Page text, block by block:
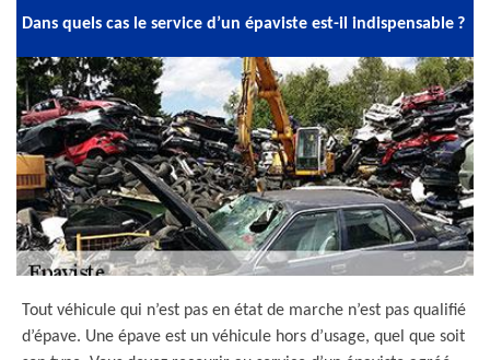
Dans quels cas le service d’un épaviste est-il indispensable ?
Tout véhicule qui n’est pas en état de marche n’est pas qualifié
d’épave. Une épave est un véhicule hors d’usage, quel que soit